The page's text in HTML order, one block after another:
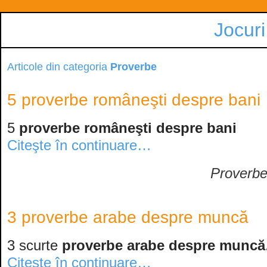
Articole din categoria Proverbe
5 proverbe româneşti despre bani
5 proverbe româneşti despre bani
Citeşte în continuare…
Proverbe
3 proverbe arabe despre muncă
3 scurte proverbe arabe despre muncă
Citeşte în continuare…